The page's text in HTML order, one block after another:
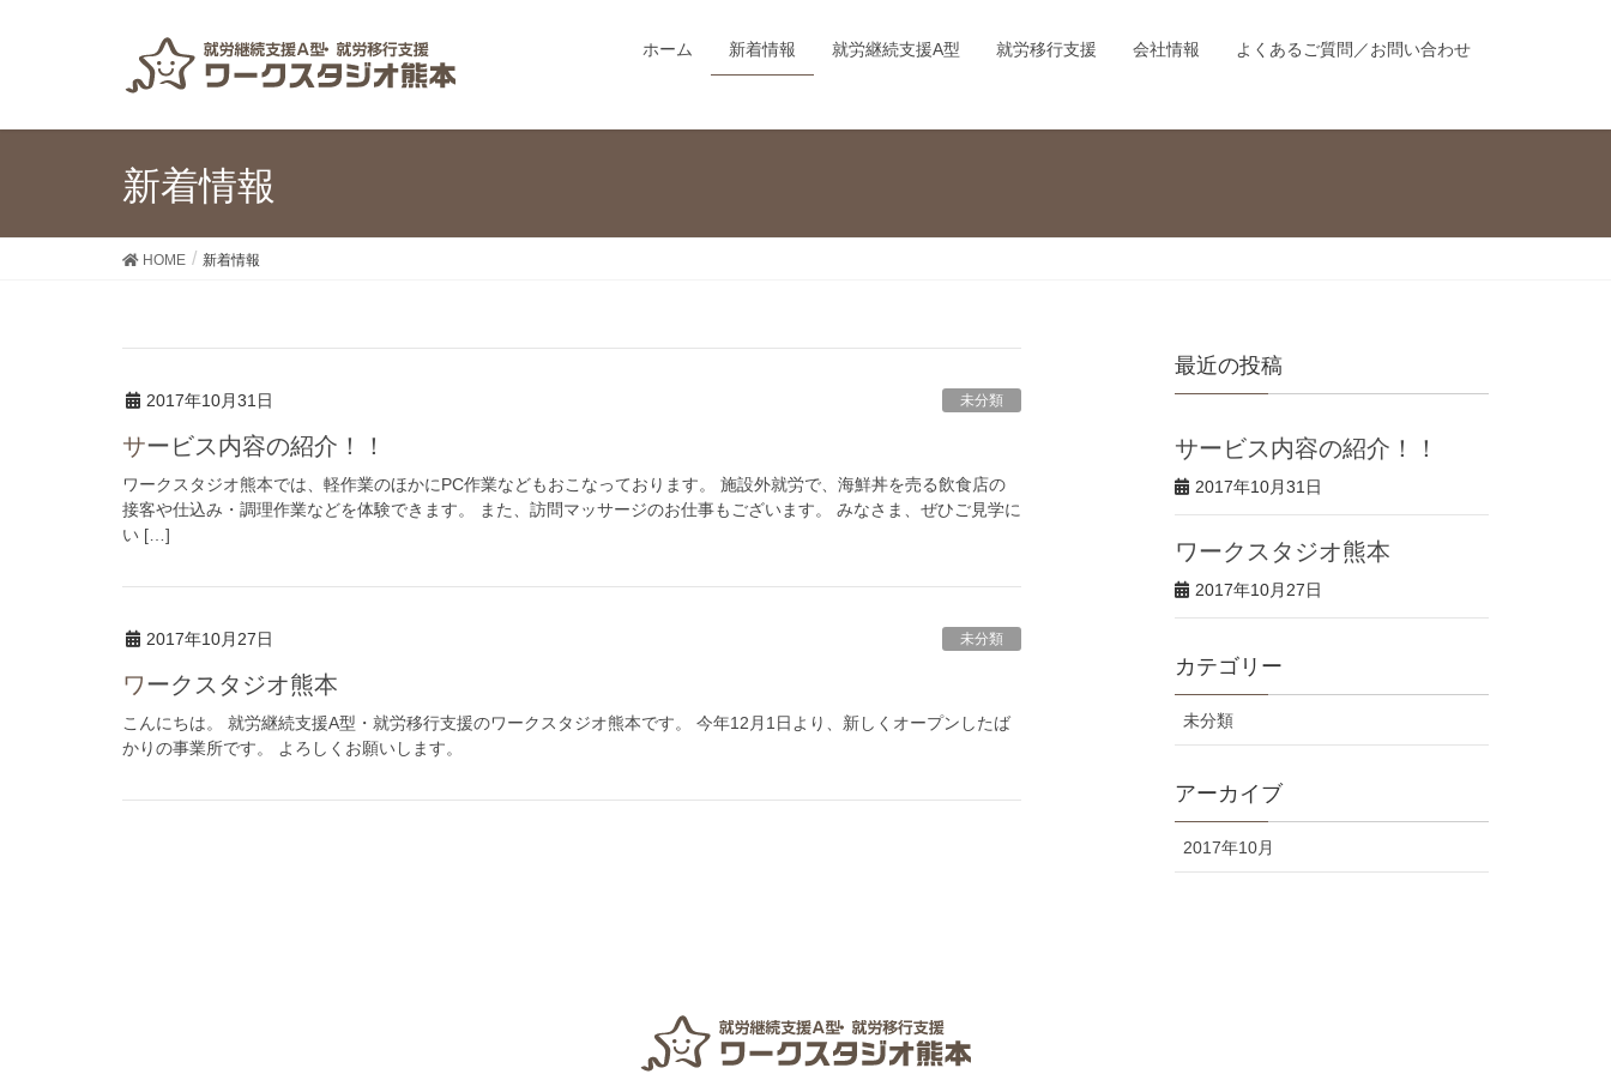
ホーム 新着情報 就労継続支援A型 就労移行支援 会社情報 よくあるご質問／お問い合わせ
新着情報
HOME 新着情報
2017年10月31日 未分類
サービス内容の紹介！！
ワークスタジオ熊本では、軽作業のほかにPC作業などもおこなっております。 施設外就労で、海鮮丼を売る飲食店の
接客や仕込み・調理作業などを体験できます。 また、訪問マッサージのお仕事もございます。 みなさま、ぜひご見学に
い […]
2017年10月27日 未分類
ワークスタジオ熊本
こんにちは。 就労継続支援A型・就労移行支援のワークスタジオ熊本です。 今年12月1日より、新しくオープンしたば
かりの事業所です。 よろしくお願いします。
最近の投稿
サービス内容の紹介！！
2017年10月31日
ワークスタジオ熊本
2017年10月27日
カテゴリー
未分類
アーカイブ
2017年10月